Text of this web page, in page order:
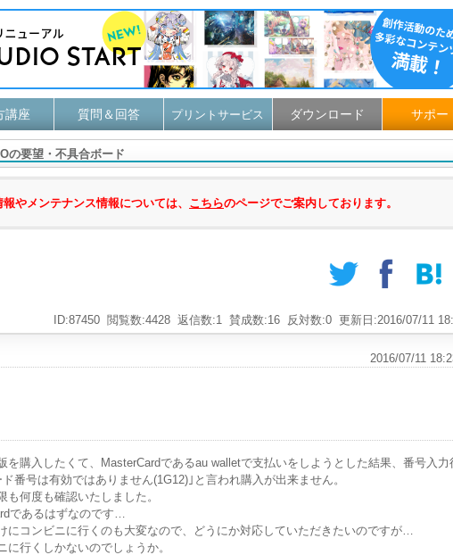
講座 質問＆回答 プリントサービス ダウンロード サポー
の要望・不具合ボード
やメンテナンス情報については、 こちらのページでご案内しております。
更新日:2016/07/11
反対数:0
賛成数:16
返信数:1
閲覧数:4428
ID:87450
2016/07/11
を購入したくて、MasterCardであるau walletで支払いをしようとした結果、番号入力
番号は有効ではありません(1G12)｣と言われ購入が出来ません。
も何度も確認いたしました。
であるはずなのです…
にコンビニに行くのも大変なので、どうにか対応していただきたいのですが…
に行くしかないのでしょうか。